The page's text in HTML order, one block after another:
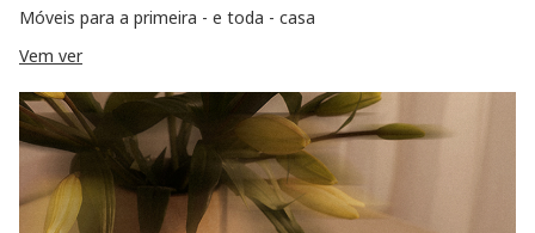
Móveis para a primeira - e toda - casa
Vem ver